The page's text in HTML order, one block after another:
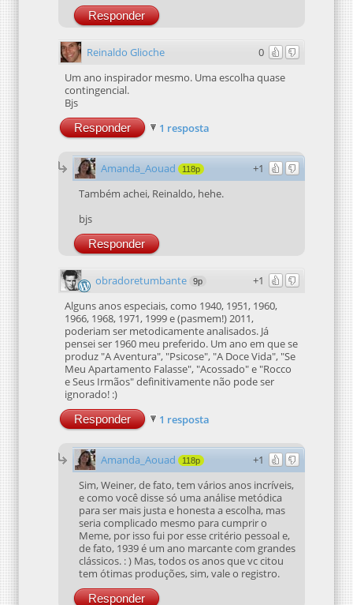
Responder
0
Reinaldo Glioche
Um ano inspirador mesmo. Uma escolha quase
contingencial.
Bjs
Responder 1 resposta
+1
Amanda_Aouad 118p
Também achei, Reinaldo, hehe.
bjs
Responder
+1
obradoretumbante 9p
Alguns anos especiais, como 1940, 1951, 1960,
1966, 1968, 1971, 1999 e (pasmem!) 2011,
poderiam ser metodicamente analisados. Já
pensei ser 1960 meu preferido. Um ano em que se
produz "A Aventura", "Psicose", "A Doce Vida", "Se
Meu Apartamento Falasse", "Acossado" e "Rocco
e Seus Irmãos" definitivamente não pode ser
ignorado! :)
Responder 1 resposta
+1
Amanda_Aouad 118p
Sim, Weiner, de fato, tem vários anos incríveis,
e como você disse só uma análise metódica
para ser mais justa e honesta a escolha, mas
seria complicado mesmo para cumprir o
Meme, por isso fui por esse critério pessoal e,
de fato, 1939 é um ano marcante com grandes
clássicos. : ) Mas, todos os anos que vc citou
tem ótimas produções, sim, vale o registro.
Responder